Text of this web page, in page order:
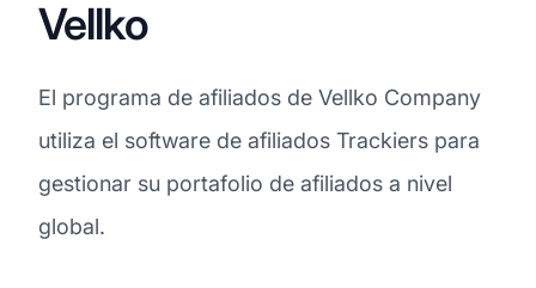
Vellko
El programa de afiliados de Vellko Company
utiliza el software de afiliados Trackiers para
gestionar su portafolio de afiliados a nivel
global.